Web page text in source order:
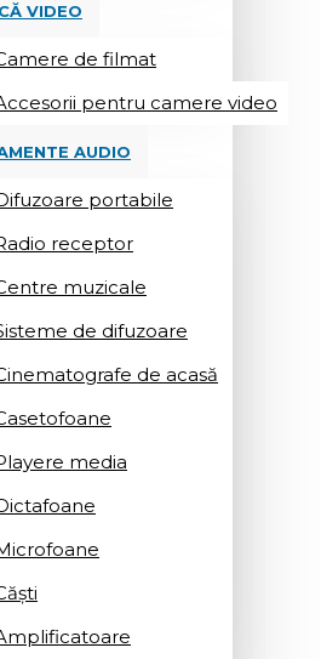
VIDEO
de filmat
pentru camere video
AUDIO
portabile
receptor
muzicale
de difuzoare
de acasă
media